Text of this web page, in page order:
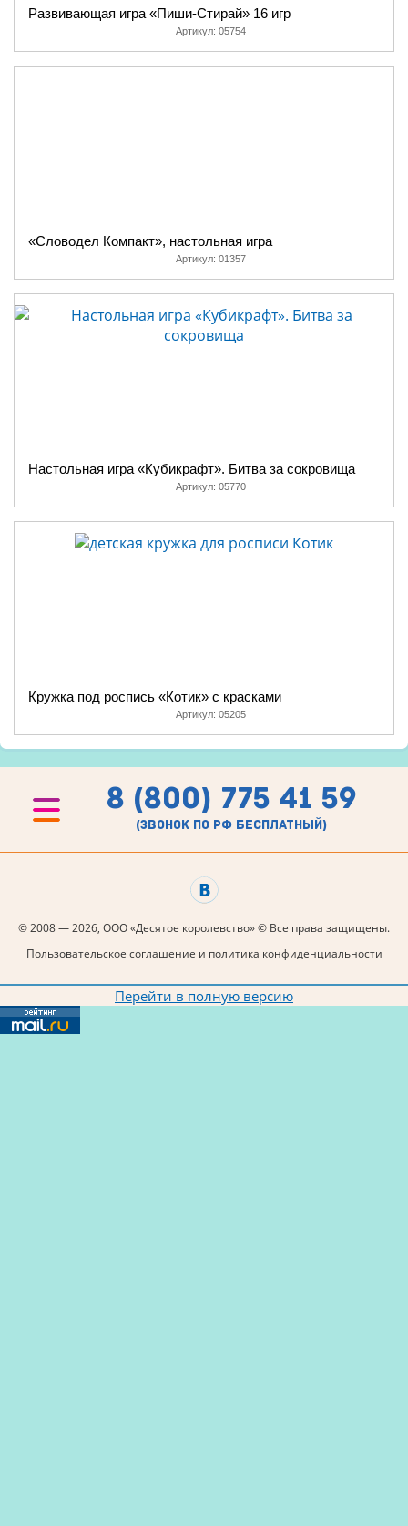
Развивающая игра «Пиши-Стирай» 16 игр
Артикул: 05754
«Словодел Компакт», настольная игра
Артикул: 01357
Настольная игра «Кубикрафт». Битва за сокровища
Артикул: 05770
Кружка под роспись «Котик» с красками
Артикул: 05205
8 (800) 775 41 59
(звонок по рф бесплатный)
© 2008 — 2026, ООО «Десятое королевство» © Все права защищены.
Пользовательское соглашение и политика конфиденциальности
Перейти в полную версию